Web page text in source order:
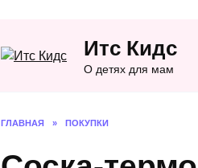
Итс Кидс
О детях для мам
ГЛАВНАЯ » ПОКУПКИ